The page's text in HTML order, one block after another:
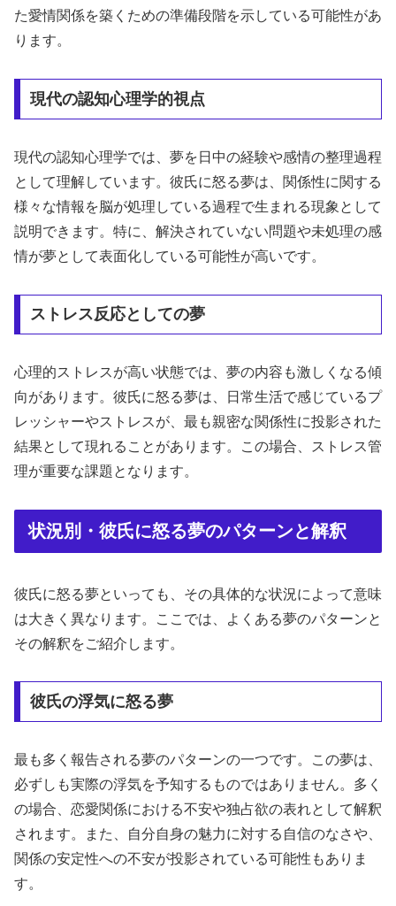
た愛情関係を築くための準備段階を示している可能性があ
ります。
現代の認知心理学的視点
現代の認知心理学では、夢を日中の経験や感情の整理過程
として理解しています。彼氏に怒る夢は、関係性に関する
様々な情報を脳が処理している過程で生まれる現象として
説明できます。特に、解決されていない問題や未処理の感
情が夢として表面化している可能性が高いです。
ストレス反応としての夢
心理的ストレスが高い状態では、夢の内容も激しくなる傾
向があります。彼氏に怒る夢は、日常生活で感じているプ
レッシャーやストレスが、最も親密な関係性に投影された
結果として現れることがあります。この場合、ストレス管
理が重要な課題となります。
状況別・彼氏に怒る夢のパターンと解釈
彼氏に怒る夢といっても、その具体的な状況によって意味
は大きく異なります。ここでは、よくある夢のパターンと
その解釈をご紹介します。
彼氏の浮気に怒る夢
最も多く報告される夢のパターンの一つです。この夢は、
必ずしも実際の浮気を予知するものではありません。多く
の場合、恋愛関係における不安や独占欲の表れとして解釈
されます。また、自分自身の魅力に対する自信のなさや、
関係の安定性への不安が投影されている可能性もありま
す。